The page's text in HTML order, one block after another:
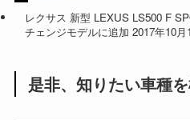
レクサス 新型 LEXUS LS500 F
チェンジモデルに追加 2017年10月
是非、知りたい車種